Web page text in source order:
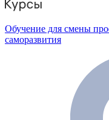
Обучение для смены
саморазвития